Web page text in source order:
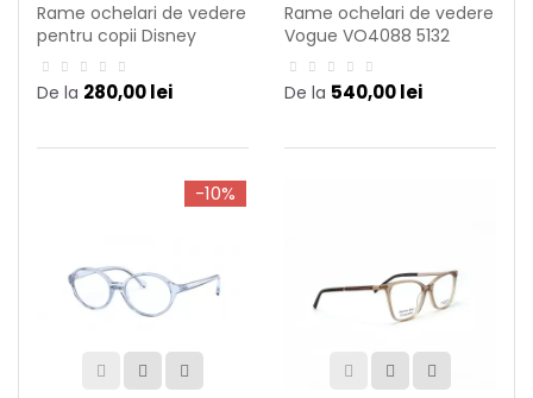
Rame ochelari de vedere
pentru copii Disney
Princess DPAA116 C69
De la 280,00 lei
Rame ochelari de vedere
Vogue VO4088 5132
De la 540,00 lei
-10%